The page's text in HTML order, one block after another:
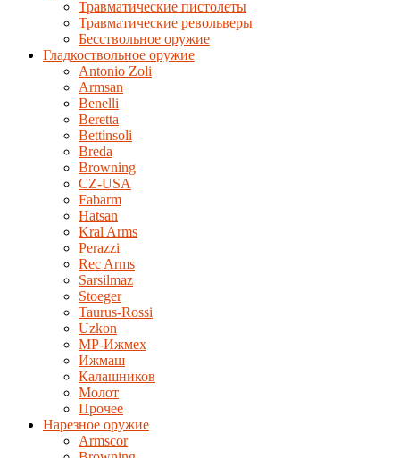
Травматические пистолеты
Травматические револьверы
Бесствольное оружие
Гладкоствольное оружие
Antonio Zoli
Armsan
Benelli
Beretta
Bettinsoli
Breda
Browning
CZ-USA
Fabarm
Hatsan
Kral Arms
Perazzi
Rec Arms
Sarsilmaz
Stoeger
Taurus-Rossi
Uzkon
MP-Ижмех
Ижмаш
Калашников
Молот
Прочее
Нарезное оружие
Armscor